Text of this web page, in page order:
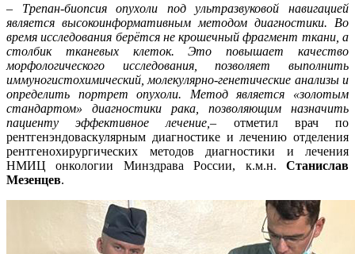
– Трепан-биопсия опухоли под ультразвуковой навигацией
является высокоинформативным методом диагностики. Во
время исследования берётся не крошечный фрагмент ткани, а
столбик тканевых клеток. Это повышает качество
морфологического исследования, позволяет выполнить
иммуногистохимический, молекулярно-генетические анализы и
определить портрет опухоли. Метод является «золотым
стандартом» диагностики рака, позволяющим назначить
пациенту эффективное лечение,– отметил врач по
рентгенэндоваскулярным диагностике и лечению отделения
рентгенохирургических методов диагностики и лечения
НМИЦ онкологии Минздрава России, к.м.н. Станислав
Мезенцев.